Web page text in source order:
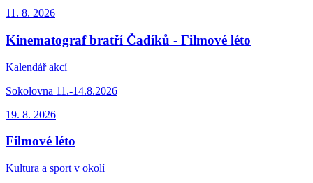
11. 8. 2026
Kinematograf bratří Čadíků - Filmové léto
Kalendář akcí
Sokolovna 11.-14.8.2026
19. 8. 2026
Filmové léto
Kultura a sport v okolí